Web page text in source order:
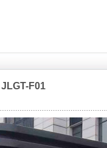
JLGT-F01